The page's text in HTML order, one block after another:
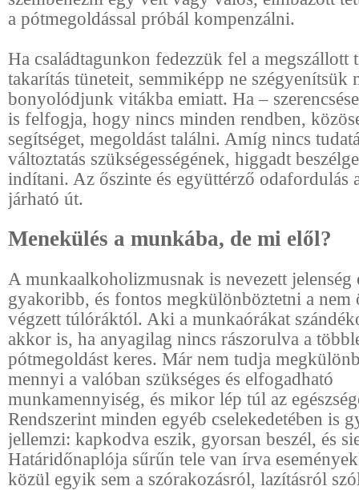
a pótmegoldással próbál kompenzálni.
Ha családtagunkon fedezzük fel a megszállott
takarítás tüneteit, semmiképp ne szégyenítsük
bonyolódjunk vitákba emiatt. Ha –
is felfogja, hogy nincs minden rendben,
segítséget, megoldást találni. Amíg nincs
változtatás szükségességének, higgadt
indítani. Az őszinte és együttérző odafordulás
járható út.
Menekülés a munkába, de mi elől?
A munkaalkoholizmusnak is nevezett jelenség
gyakoribb, és fontos megkülönböztetni a nem
végzett túlóráktól. Aki a munkaórákat
akkor is, ha anyagilag nincs rászorulva a
pótmegoldást keres. Már nem tudja
mennyi a valóban szükséges és elfogadható
munkamennyiség, és mikor lép túl az
Rendszerint minden egyéb cselekedetében is
jellemzi: kapkodva eszik, gyorsan beszél, és
Határidőnaplója sűrűn tele van írva
közül egyik sem a szórakozásról, lazításról